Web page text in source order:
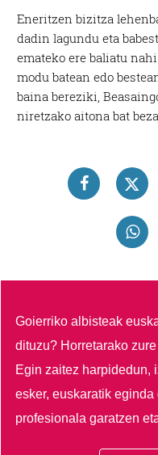
Eneritzen bizitza
dadin lagundu eta
emateko ere baliatu
modu batean edo
baina bereziki,
niretzako aitona bat
Goierriko albisteak
dituzu? Horretarako
Egin zaitez harpidedun,
esker, euskaratik
profesionala garatzen